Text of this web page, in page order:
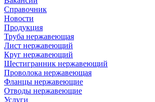
Справочник
Новости
Продукция
Труба нержавеющая
Лист нержавеющий
Круг нержавеющий
Шестигранник нержавеющий
Проволока нержавеющая
Фланцы нержавеющие
Отводы нержавеющие
Услуги